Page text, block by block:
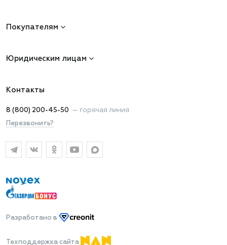
Покупателям
Юридическим лицам
Контакты
8 (800) 200-45-50 — горячая линия
Перезвонить?
Разработано в
Техподдержка сайта